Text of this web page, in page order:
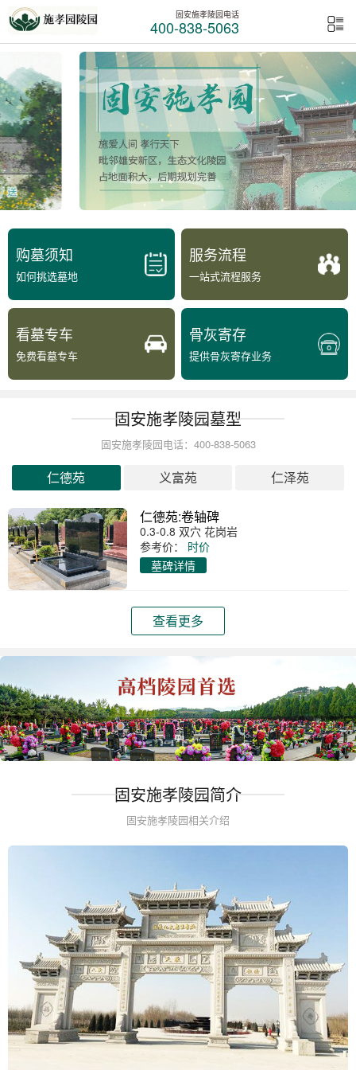
固安施孝陵园电话
400-838-5063
购墓须知
如何挑选墓地
服务流程
一站式流程服务
看墓专车
免费看墓专车
骨灰寄存
提供骨灰寄存业务
固安施孝陵园墓型
固安施孝陵园电话：400-838-5063
仁德苑 义富苑 仁泽苑
仁德苑:卷轴碑
0.3-0.8 双穴 花岗岩
参考价：
时价
墓碑详情
查看更多
固安施孝陵园简介
固安施孝陵园相关介绍